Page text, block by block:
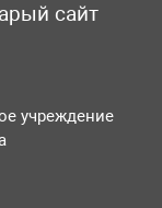
сайт
учреждение